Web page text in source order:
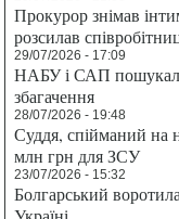
Прокурор знімав
розсилав
29/07/2026 - 17:09
НАБУ і САП пошукали
збагачення
28/07/2026 - 19:48
Суддя, спійманий на
млн грн для ЗСУ
23/07/2026 - 15:32
Болгарський